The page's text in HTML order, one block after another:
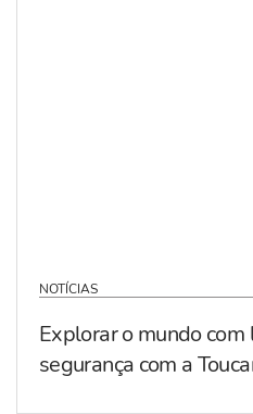
NOTÍCIAS
Explorar o mundo
segurança com a